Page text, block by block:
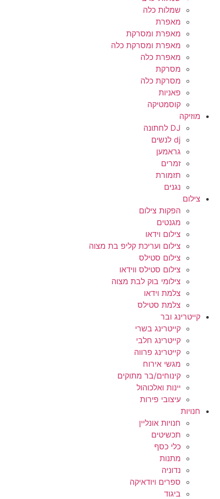
שמלות כלה
מאפרת
מאפרת ומסרקת
מאפרת ומסרקת כלה
מאפרת כלה
מסרקת
מסרקת כלה
פאניות
קוסמטיקה
מוזיקה
DJ לחתונה
dj לנשים
גראמען
זמרים
תזמורת
נגנים
צילום
הפקות צילום
מגנטים
צילום וידאו
צילום ועריכת קליפ בת מצוה
צילום סטילס
צילום סטילס ווידאו
צילומי בוק לבת מצוה
צלמת וידאו
צלמת סטילס
קייטרינג ובר
קייטרינג בשרי
קייטרינג חלבי
קייטרינג פרווה
מגשי אירוח
קינוחים/בר מתוקים
יינות ואלכוהול
עיצובי פירות
חנויות
חנויות אונליין
תכשיטים
כלי כסף
מתנות
נדוניה
ספרים ויודאיקה
ביגוד